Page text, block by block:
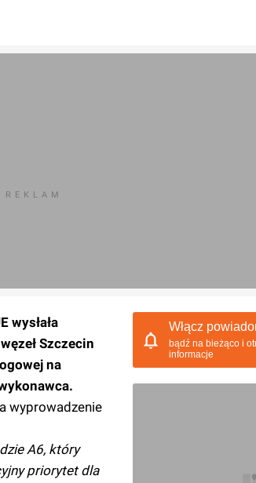
wysłała
Szczecin
na
wyprowadzenie
A6, który
priorytet dla
Włącz
bądź na bieżąco i
informacje